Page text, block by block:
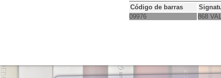
Código de barras
09976
868